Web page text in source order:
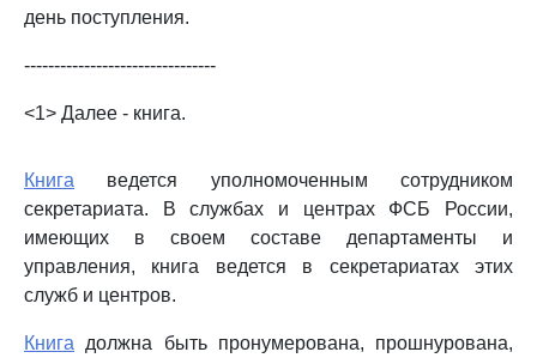
день поступления.
--------------------------------
<1> Далее - книга.
Книга ведется уполномоченным сотрудником
секретариата. В службах и центрах ФСБ России,
имеющих в своем составе департаменты и
управления, книга ведется в секретариатах этих
служб и центров.
Книга должна быть пронумерована, прошнурована,